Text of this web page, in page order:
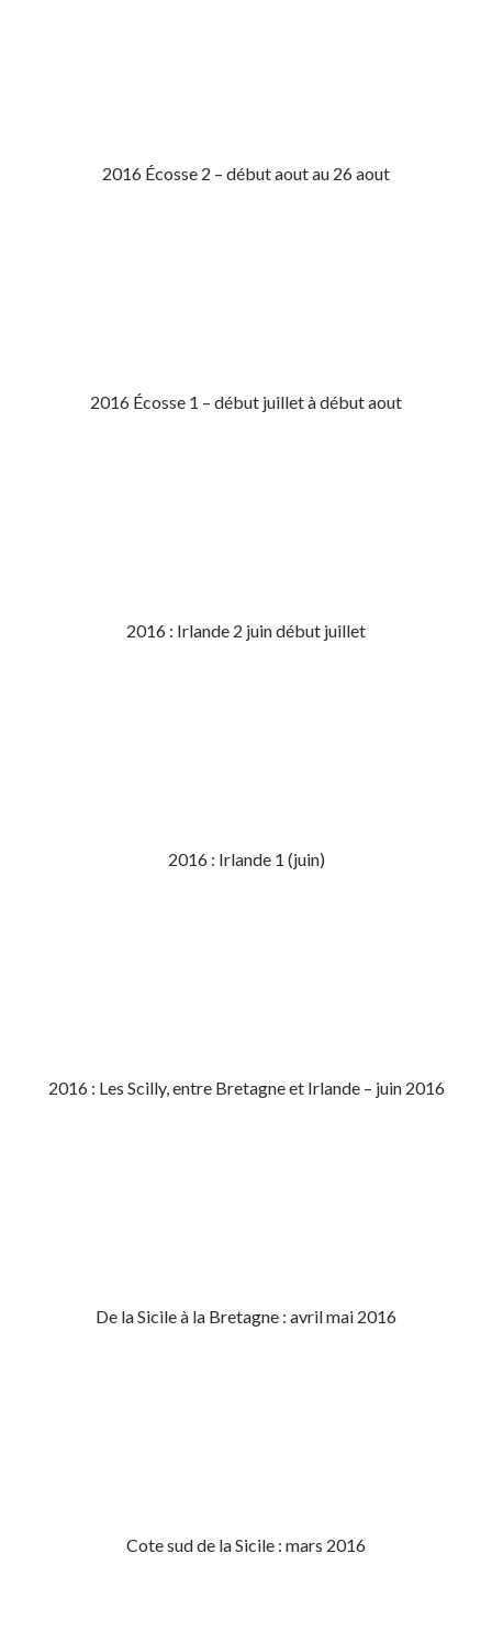
2016 Écosse 2 – début aout au 26 aout
2016 Écosse 1 – début juillet à début aout
2016 : Irlande 2 juin début juillet
2016 : Irlande 1 (juin)
2016 : Les Scilly, entre Bretagne et Irlande – juin 2016
De la Sicile à la Bretagne : avril mai 2016
Cote sud de la Sicile : mars 2016